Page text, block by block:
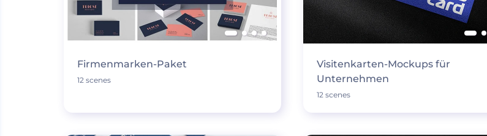
Firmenmarken-Paket
12 scenes
Visitenkarten-Mockups für
Unternehmen
12 scenes